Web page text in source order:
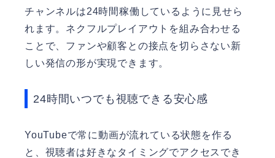
チャンネルは24時間稼働しているように見せら
れます。ネクフルプレイアウトを組み合わせる
ことで、ファンや顧客との接点を切らさない新
しい発信の形が実現できます。
24時間いつでも視聴できる安心感
YouTubeで常に動画が流れている状態を作る
と、視聴者は好きなタイミングでアクセスでき